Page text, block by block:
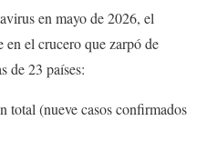
en mayo de 2026, el
en el crucero que zarpó de
de 23 países:
total (nueve casos confirmados